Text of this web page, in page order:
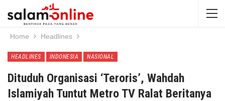
Home Headlines
HEADLINES INDONESIA NASIONAL
Dituduh Organisasi ‘Teroris’, Wahdah
Islamiyah Tuntut Metro TV Ralat Beritanya